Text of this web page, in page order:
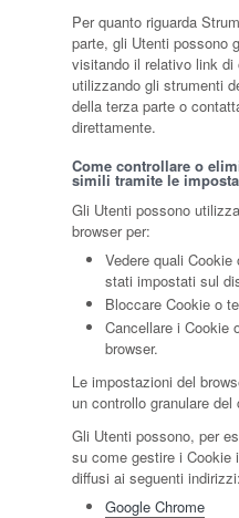
Per quanto riguarda
parte, gli Utenti possono
visitando il relativo link di
utilizzando gli strumenti
della terza parte o
direttamente.
Come controllare o
simili tramite le
Gli Utenti possono
browser per:
Vedere quali
stati impostati sul
Bloccare Cookie o
Cancellare i Cookie
browser.
Le impostazioni del
un controllo granulare
Gli Utenti possono, per
su come gestire i Cookie
diffusi ai seguenti indirizzi:
Google Chrome